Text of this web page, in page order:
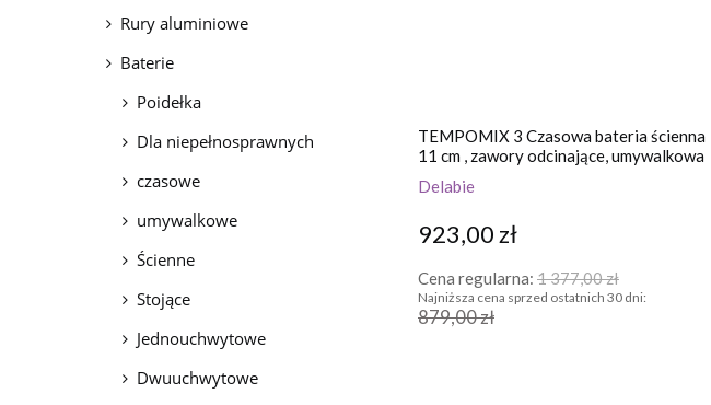
Rury aluminiowe
Baterie
Poidełka
Dla niepełnosprawnych
czasowe
umywalkowe
Ścienne
Stojące
Jednouchwytowe
Dwuuchwytowe
TEMPOMIX 3 Czasowa bateria ścienna
11 cm , zawory odcinające, umywalkowa
Delabie
923,00 zł
Cena regularna: 1 377,00 zł
Najniższa cena sprzed ostatnich 30 dni:
879,00 zł